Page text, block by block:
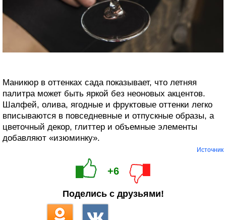
Маникюр в оттенках сада показывает, что летняя
палитра может быть яркой без неоновых акцентов.
Шалфей, олива, ягодные и фруктовые оттенки легко
вписываются в повседневные и отпускные образы, а
цветочный декор, глиттер и объемные элементы
добавляют «изюминку».
Источник
+6
Поделись с друзьями!